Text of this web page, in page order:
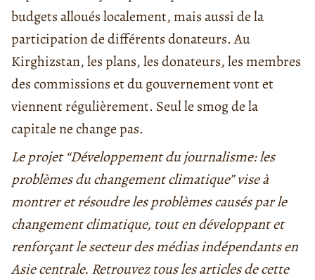
budgets alloués localement, mais aussi de la
participation de différents donateurs. Au
Kirghizstan, les plans, les donateurs, les membres
des commissions et du gouvernement vont et
viennent régulièrement. Seul le smog de la
capitale ne change pas.
Le projet “Développement du journalisme: les
problèmes du changement climatique” vise à
montrer et résoudre les problèmes causés par le
changement climatique, tout en développant et
renforçant le secteur des médias indépendants en
Asie centrale. Retrouvez tous les articles de cette